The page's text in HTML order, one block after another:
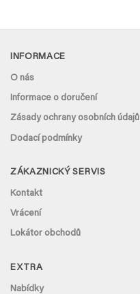
INFORMACE
O nás
Informace o doručení
Zásady ochrany osobních údajů
Dodací podmínky
ZÁKAZNICKÝ SERVIS
Kontakt
Vrácení
Lokátor obchodů
EXTRA
Nabídky